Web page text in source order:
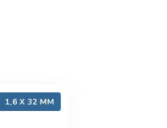
1,6 X 32 MM